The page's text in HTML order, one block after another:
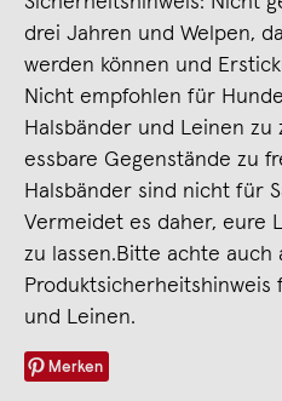
drei Jahren und Welpen,
werden können und
Nicht empfohlen für
Halsbänder und Leinen
essbare Gegenstände zu
Halsbänder sind nicht für
Vermeidet es daher, eure
zu lassen.Bitte achte auch
Produktsicherheitshinweis
und Leinen.
Merken